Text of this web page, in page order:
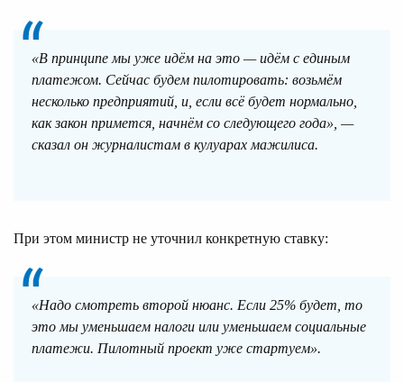
«В принципе мы уже идём на это — идём с единым
платежом. Сейчас будем пилотировать: возьмём
несколько предприятий, и, если всё будет нормально,
как закон примется, начнём со следующего года», —
сказал он журналистам в кулуарах мажилиса.
При этом министр не уточнил конкретную ставку:
«Надо смотреть второй нюанс. Если 25% будет, то
это мы уменьшаем налоги или уменьшаем социальные
платежи. Пилотный проект уже стартуем».